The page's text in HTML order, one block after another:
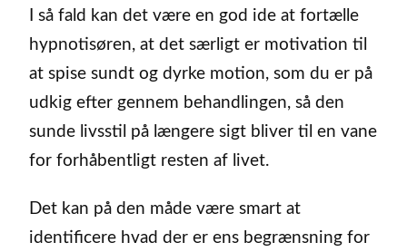
I så fald kan det være en god ide at fortælle
hypnotisøren, at det særligt er motivation til
at spise sundt og dyrke motion, som du er på
udkig efter gennem behandlingen, så den
sunde livsstil på længere sigt bliver til en vane
for forhåbentligt resten af livet.
Det kan på den måde være smart at
identificere hvad der er ens begrænsning for